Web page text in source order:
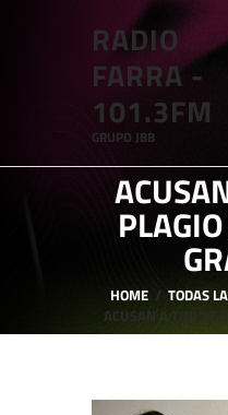
RADIO
FARRA -
101.3FM
GRUPO JBB
HOME TODAS
ACUSAN A TINI DE
RADIO
HOME
SHOWS
BLOG
FEATURES
ABOUT